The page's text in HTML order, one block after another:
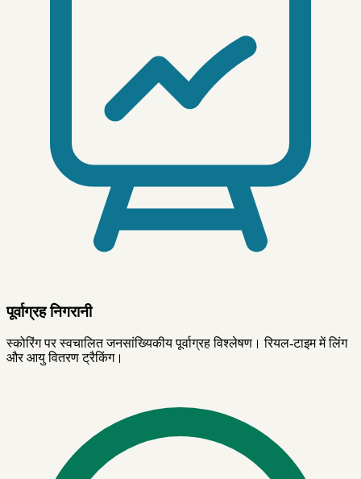
पूर्वाग्रह निगरानी
स्कोरिंग पर स्वचालित जनसांख्यिकीय पूर्वाग्रह विश्लेषण। रियल-टाइम में लिंग
और आयु वितरण ट्रैकिंग।